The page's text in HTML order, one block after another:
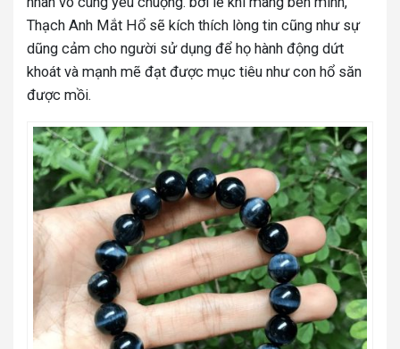
Thạch Anh Mắt Hổ sẽ kích thích lòng tin cũng như sự
dũng cảm cho người sử dụng để họ hành động dứt
khoát và mạnh mẽ đạt được mục tiêu như con hổ săn
được mồi.